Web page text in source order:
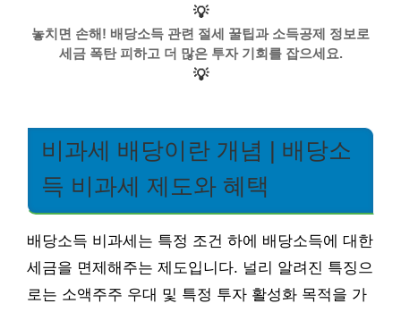
💡
놓치면 손해! 배당소득 관련 절세 꿀팁과 소득공제 정보로
세금 폭탄 피하고 더 많은 투자 기회를 잡으세요.
💡
비과세 배당이란 개념 | 배당소
득 비과세 제도와 혜택
배당소득 비과세는 특정 조건 하에 배당소득에 대한
세금을 면제해주는 제도입니다. 널리 알려진 특징으
로는 소액주주 우대 및 특정 투자 활성화 목적을 가